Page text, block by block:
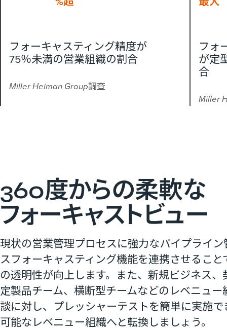
フォーキャスティング精度が
75％未満の営業組織の割合
Miller Heiman Group調査
フォ
が定
合
Miller
360度からの​柔軟な​
フォーキャストビュー
現状の営業管理プロセスに強力なパイプライ
スフォーキャスティング機能を連携させること
の透明性が向上します。また、新規ビジネス
定製品チーム、横断型チームなどのレベニュ
談に対し、プレッシャーテストを簡単に実施で
可能なレベニュー組織へと転換しましょう。